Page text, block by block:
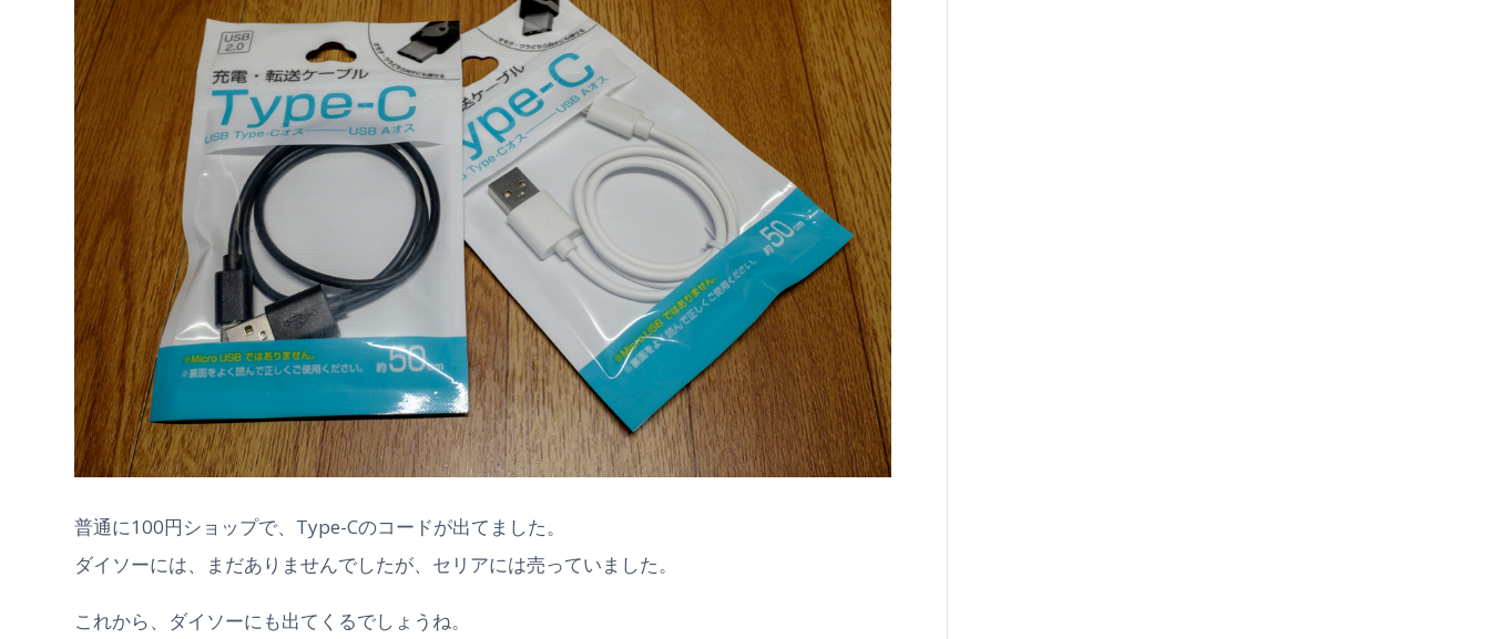
普通に100円ショップで、Type-Cのコードが出てました。
ダイソーには、まだありませんでしたが、セリアには売っていました。
これから、ダイソーにも出てくるでしょうね。